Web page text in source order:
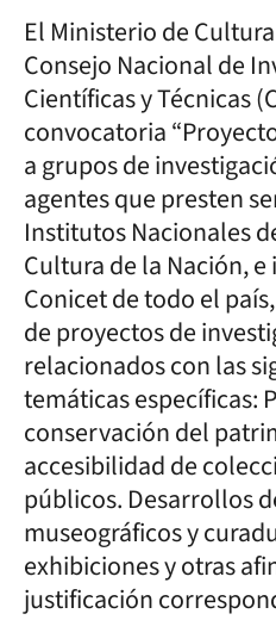
El Ministerio de
Consejo Nacional de
Científicas y Técnicas
convocatoria
a grupos de
agentes que presten
Institutos Nacionales
Cultura de la Nación,
Conicet de todo el
de proyectos de
relacionados con las
temáticas específicas:
conservación del
accesibilidad de
públicos. Desarrollos
museográficos y
exhibiciones y otras
justificación